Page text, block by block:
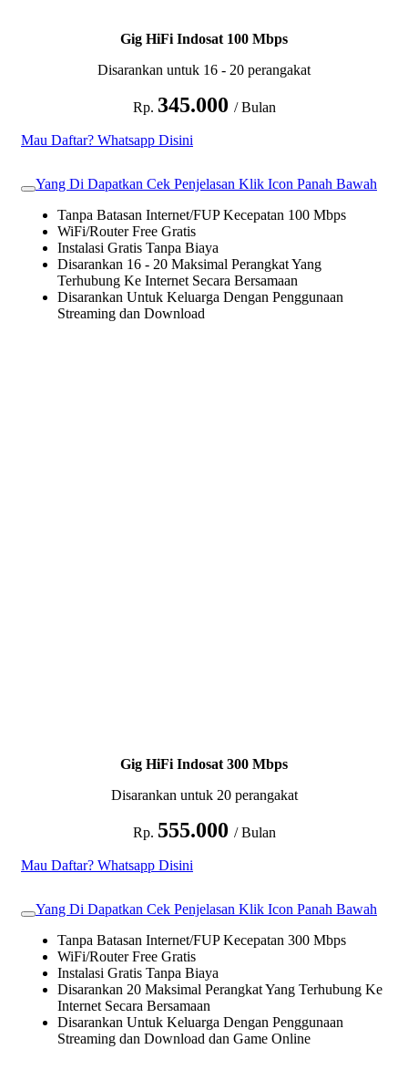
Gig HiFi Indosat 100 Mbps
Disarankan untuk 16 - 20 perangakat
Rp. 345.000 / Bulan
Mau Daftar? Whatsapp Disini
Yang Di Dapatkan Cek Penjelasan Klik Icon Panah Bawah
Tanpa Batasan Internet/FUP Kecepatan 100 Mbps
WiFi/Router Free Gratis
Instalasi Gratis Tanpa Biaya
Disarankan 16 - 20 Maksimal Perangkat Yang
Terhubung Ke Internet Secara Bersamaan
Disarankan Untuk Keluarga Dengan Penggunaan
Streaming dan Download
Gig HiFi Indosat 300 Mbps
Disarankan untuk 20 perangakat
Rp. 555.000 / Bulan
Mau Daftar? Whatsapp Disini
Yang Di Dapatkan Cek Penjelasan Klik Icon Panah Bawah
Tanpa Batasan Internet/FUP Kecepatan 300 Mbps
WiFi/Router Free Gratis
Instalasi Gratis Tanpa Biaya
Disarankan 20 Maksimal Perangkat Yang Terhubung Ke
Internet Secara Bersamaan
Disarankan Untuk Keluarga Dengan Penggunaan
Streaming dan Download dan Game Online